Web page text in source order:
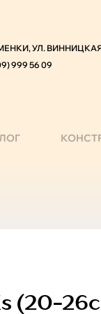
УЛ.
999 56 09
(20-